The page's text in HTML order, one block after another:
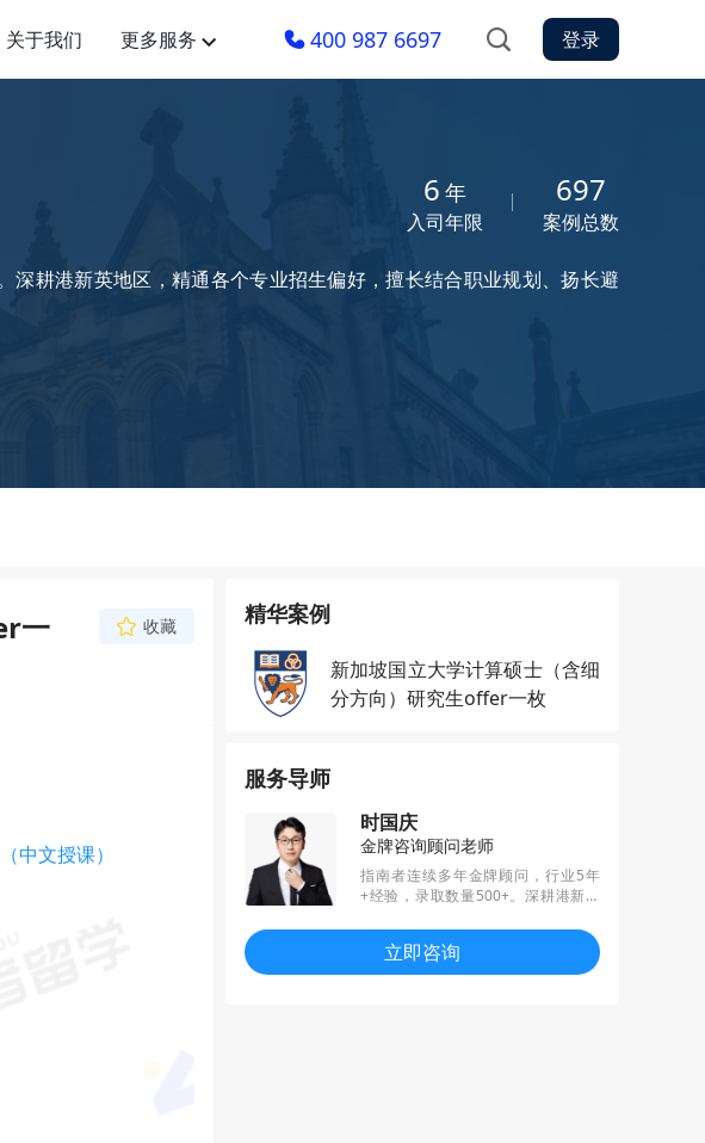
关于我们 更多服务 400 987 6697 登录
6 年
入司年限
697
案例总数
耕港新英地区，精通各个专业招生偏好，擅长结合职业规划、扬长避
一
收藏
中文授课）
精华案例
新加坡国立大学计算硕士（含细
分方向）研究生offer一枚
服务导师
时国庆
金牌咨询顾问老师
指南者连续多年金牌顾问，行业5年
+经验，录取数量500+。深耕港新英
结合职业规划、扬长避短，帮助学员
匹配规划与定位。
立即咨询